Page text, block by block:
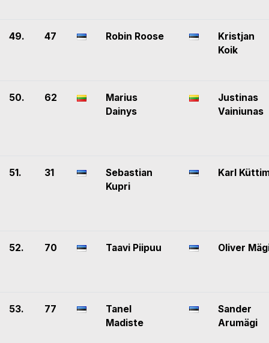
49. 47 Robin Roose
Kristjan
Koik
50. 62
Marius
Dainys
Justinas
Vainiunas
51. 31
Sebastian
Kupri
Karl
52. 70 Taavi Piipuu Oliver
53. 77
Tanel
Madiste
Sander
Arumägi